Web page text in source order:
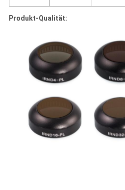
Produkt-Qualität: